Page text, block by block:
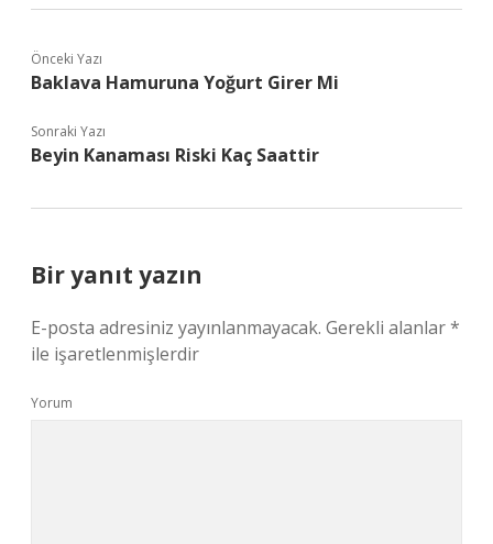
Önceki Yazı
Baklava Hamuruna Yoğurt Girer Mi
Sonraki Yazı
Beyin Kanaması Riski Kaç Saattir
Bir yanıt yazın
E-posta adresiniz yayınlanmayacak. Gerekli alanlar*
ile işaretlenmişlerdir
Yorum